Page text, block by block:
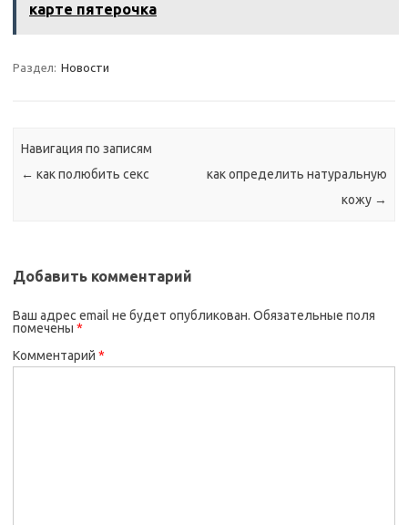
карте пятерочка
Раздел: Новости
Навигация по записям
← как полюбить секс
как определить натуральную
кожу →
Добавить комментарий
Ваш адрес email не будет опубликован. Обязательные поля
помечены *
Комментарий *